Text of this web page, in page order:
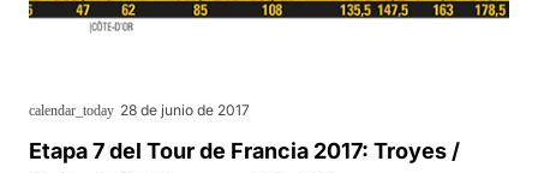
calendar_today 28 de junio de 2017
Etapa 7 del Tour de Francia 2017: Troyes /